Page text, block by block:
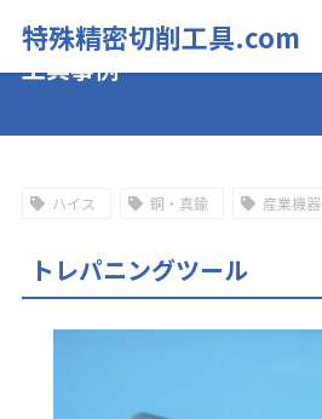
特殊精密切削工具.com
工具事例
ハイス 銅・真鍮 産業機器
トレパニングツール